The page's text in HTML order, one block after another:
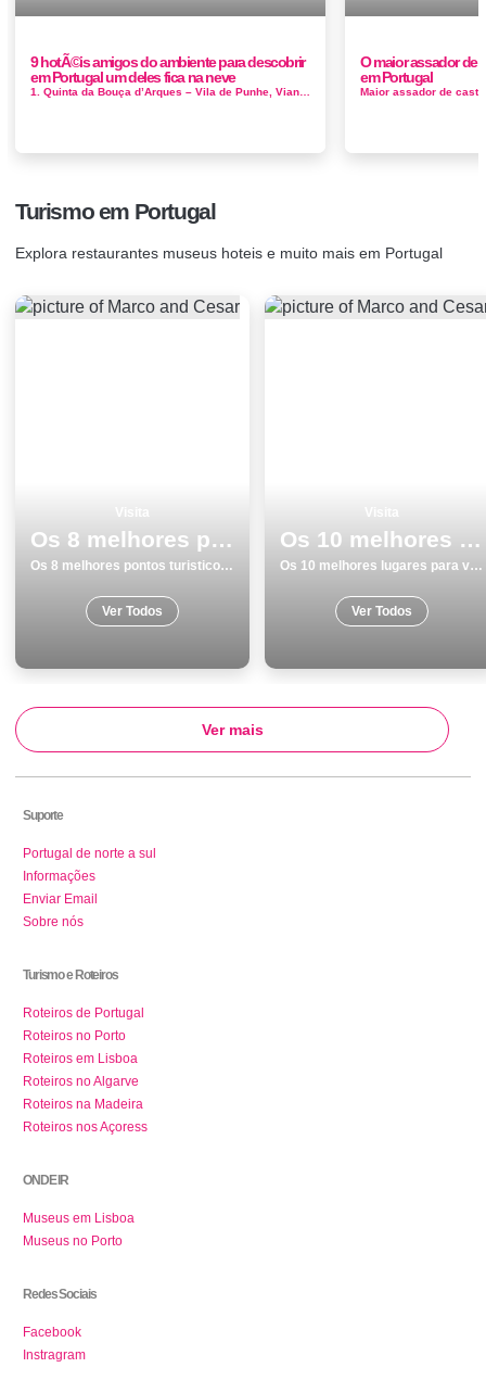
9 hotÃ©is amigos do ambiente para descobrir
em Portugal um deles fica na neve
O maior assador de
em Portugal
Turismo em Portugal
Explora restaurantes museus hoteis e muito mais em Portugal
Os 8 melhores pontos turisticos para visitar em Castro Marim
Os 8 melhores pontos turisticos para visitar em Castro Marim
Ver Todos
Os 10 melhores lugares para visitar em SantarÃ©m
Os 10 melhores lugares para visitar em SantarÃ©m
Ver Todos
Ver mais
Suporte
Portugal de norte a sul
Informações
Enviar Email
Sobre nós
Turismo e Roteiros
Roteiros de Portugal
Roteiros no Porto
Roteiros em Lisboa
Roteiros no Algarve
Roteiros na Madeira
Roteiros nos Açoress
ONDE IR
Museus em Lisboa
Museus no Porto
Redes Sociais
Facebook
Instragram